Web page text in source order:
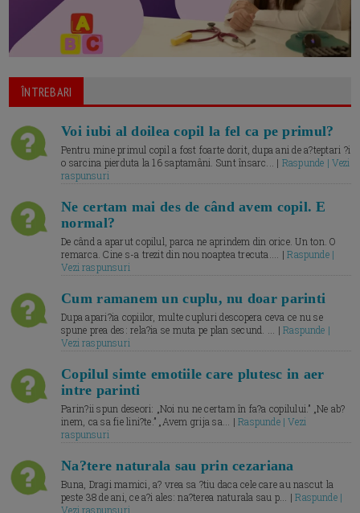
ÎNTREBARI
Voi iubi al doilea copil la fel ca pe primul?
Pentru mine primul copil a fost foarte dorit, dupa ani de a?teptari ?i
o sarcina pierduta la 16 saptamâni. Sunt însarc... | Raspunde | Vezi
raspunsuri
Ne certam mai des de când avem copil. E
normal?
De când a aparut copilul, parca ne aprindem din orice. Un ton. O
remarca. Cine s-a trezit din nou noaptea trecuta.... |Raspunde |
Vezi raspunsuri
Cum ramanem un cuplu, nu doar parinti
Dupa apari?ia copiilor, multe cupluri descopera ceva ce nu se
spune prea des: rela?ia se muta pe plan secund. ... |Raspunde |
Vezi raspunsuri
Copilul simte emotiile care plutesc in aer
intre parinti
Parin?ii spun deseori: „Noi nu ne certam în fa?a copilului.” „Ne ab?
inem, ca sa fie lini?te.” „Avem grija sa... |Raspunde | Vezi
raspunsuri
Na?tere naturala sau prin cezariana
Buna, Dragi mamici, a? vrea sa ?tiu daca cele care au nascut la
peste 38 de ani, ce a?i ales: na?terea naturala sau p... |Raspunde |
Vezi raspunsuri